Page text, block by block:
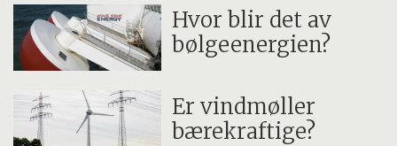
Hvor blir det av
bølgeenergien?
Er vindmøller
bærekraftige?